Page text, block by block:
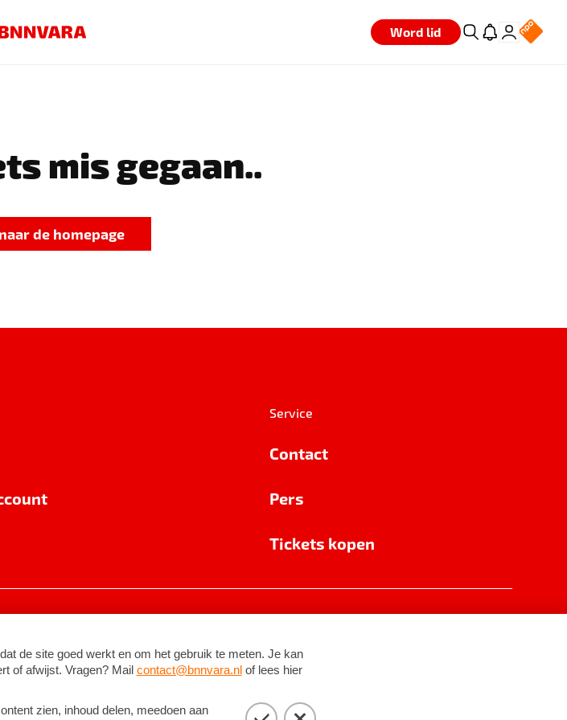
Word lid
mis gegaan..
de homepage
Service
Contact
Pers
Tickets kopen